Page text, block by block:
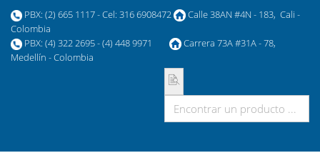
PBX: (2) 665 1117 - Cel: 316 6908472
Calle 38AN #4N - 183, Cali -
Colombia
PBX: (4) 322 2695 - (4) 448 9971
Carrera 73A #31A - 78,
Medellín - Colombia